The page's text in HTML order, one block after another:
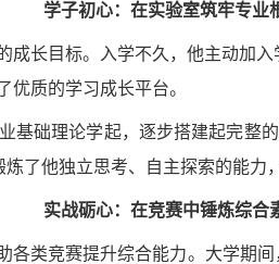
学子初心：在实验室筑牢专业
长目标。入学不久，他主动加
质的学习成长平台。
基础理论学起，逐步搭建起完整
了他独立思考、自主探索的能力
实战砺心：在竞赛中锤炼综合
类竞赛提升综合能力。大学期